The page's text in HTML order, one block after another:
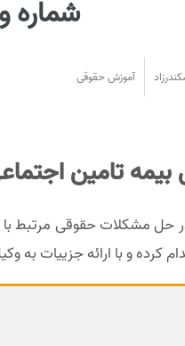
شماره
آموزش حقوقی
تامین
حل مشکلات حقوقی مرتبط
کرده و با ارائه جزییات به